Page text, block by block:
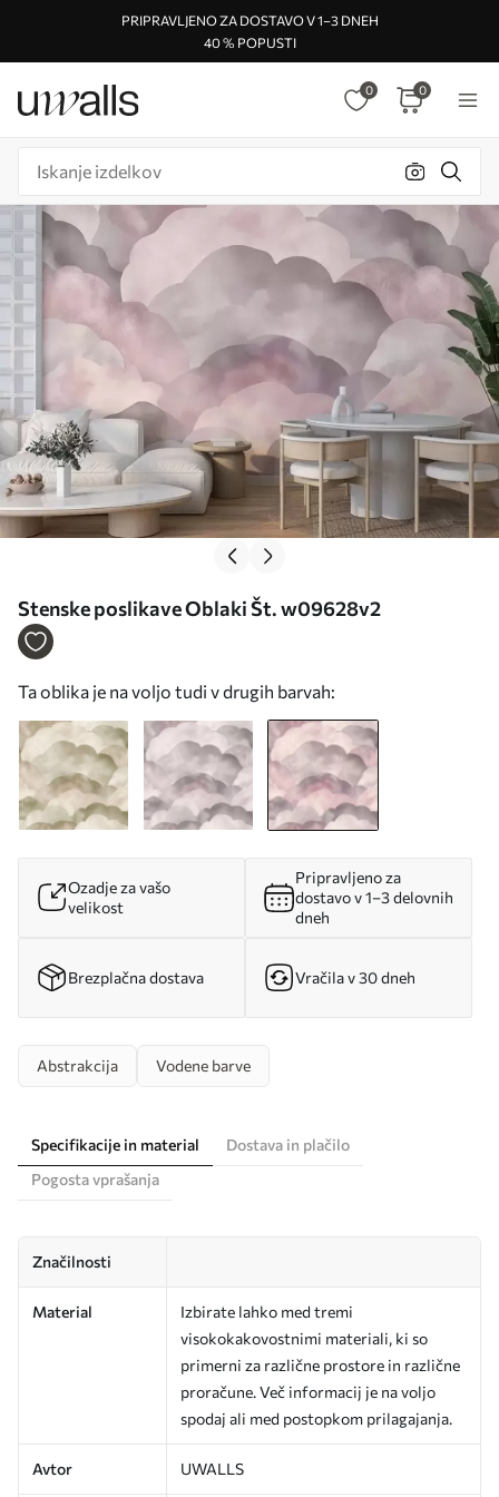
PRIPRAVLJENO ZA DOSTAVO V 1–3 DNEH
40 % POPUSTI
0 0
Stenske poslikave Oblaki Št. w09628v2
Ta oblika je na voljo tudi v drugih barvah:
Ozadje za vašo
velikost
Pripravljeno za
dostavo v 1–3 delovnih
dneh
Brezplačna dostava Vračila v 30 dneh
Abstrakcija Vodene barve
Specifikacije in material
Dostava in plačilo
Pogosta vprašanja
Značilnosti
Material
Izbirate lahko med tremi
visokokakovostnimi materiali, ki so
primerni za različne prostore in različne
proračune. Več informacij je na voljo
spodaj ali med postopkom prilagajanja.
Avtor UWALLS